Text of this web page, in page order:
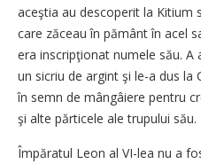
aceştia au descoperit la Kitium
care zăceau în pământ în acel
era inscripţionat numele său.
un sicriu de argint şi le-a dus la
în semn de mângâiere pentru
şi alte părticele ale trupului său.
Împăratul Leon al VI-lea nu a